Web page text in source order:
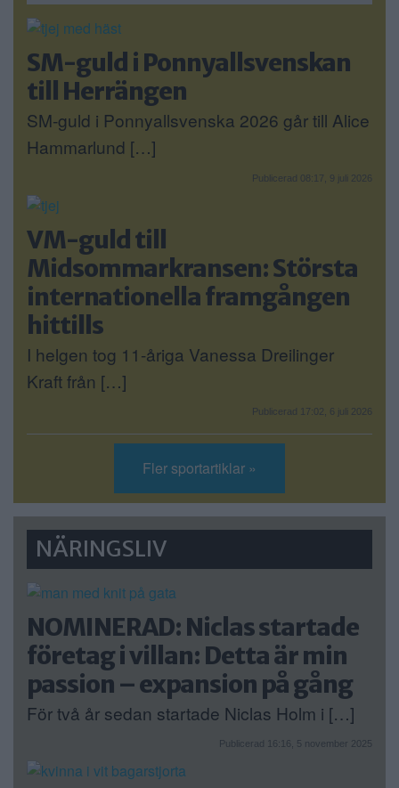
SM-guld i Ponnyallsvenskan
till Herrängen
SM-guld i Ponnyallsvenska 2026 går till Alice
Hammarlund […]
Publicerad 08:17, 9 juli 2026
VM-guld till
Midsommarkransen: Största
internationella framgången
hittills
I helgen tog 11-åriga Vanessa Dreilinger
Kraft från […]
Publicerad 17:02, 6 juli 2026
Fler sportartiklar »
NÄRINGSLIV
NOMINERAD: Niclas startade
företag i villan: Detta är min
passion – expansion på gång
För två år sedan startade Niclas Holm i […]
Publicerad 16:16, 5 november 2025